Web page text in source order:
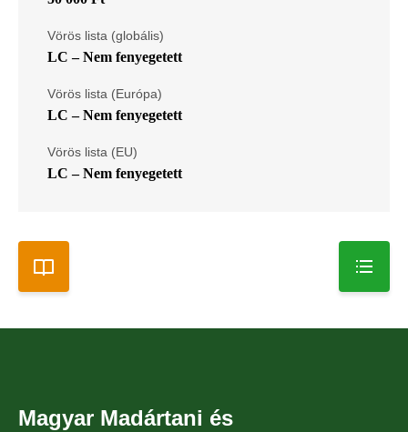
Vörös lista (globális)
LC – Nem fenyegetett
Vörös lista (Európa)
LC – Nem fenyegetett
Vörös lista (EU)
LC – Nem fenyegetett
Magyar Madártani és